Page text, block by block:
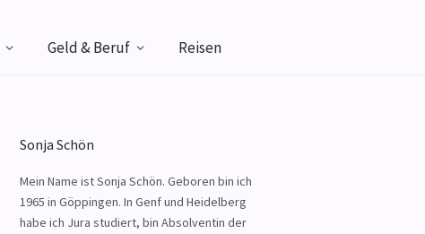
Geld & Beruf Reisen
Sonja Schön
Mein Name ist Sonja Schön. Geboren bin ich
1965 in Göppingen. In Genf und Heidelberg
habe ich Jura studiert, bin Absolventin der